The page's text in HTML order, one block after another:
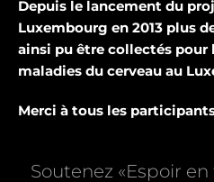
Depuis le lancement du
Luxembourg en 2013 plus
ainsi pu être collectés pour
maladies du cerveau au
Merci à tous les
Soutenez «Espoir